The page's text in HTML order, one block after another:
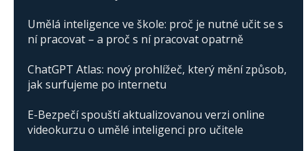
Umělá inteligence ve škole: proč je nutné učit se s
ní pracovat – a proč s ní pracovat opatrně
ChatGPT Atlas: nový prohlížeč, který mění způsob,
jak surfujeme po internetu
E-Bezpečí spouští aktualizovanou verzi online
videokurzu o umělé inteligenci pro učitele